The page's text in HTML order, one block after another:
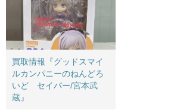
買取情報『グッドスマイ
ルカンパニーのねんどろ
いど セイバー/宮本武
蔵』